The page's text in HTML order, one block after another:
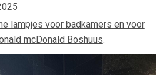
lampjes voor badkamers en voor
mcDonald Boshuus.